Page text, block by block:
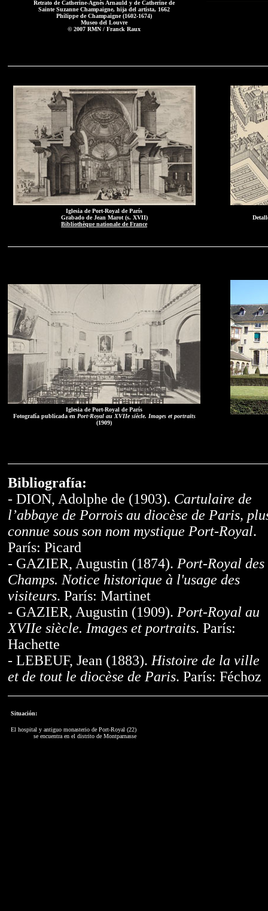
Retrato de Catherine-Agnès Arnauld y de Catherine de
Sainte Suzanne Champaigne, hija del artista, 1662
Philippe de Champaigne (1602-1674)
Museo del Louvre
© 2007 RMN / Franck Raux
Iglesia de Port-Royal de París
Grabado de Jean Marot (s. XVII)
Bibliothèque nationale de France
Iglesia de Port-Royal de París
Fotografía publicada en Port-Royal au XVIIe siècle. Images et portraits
(1909)
Bibliografía:
- DION, Adolphe de (1903). Cartulaire de
l’abbaye de Porrois au diocèse de Paris,
connue sous son nom mystique Port-Royal.
París: Picard
- GAZIER, Augustin (1874). Port-Royal des
Champs. Notice historique à l'usage des
visiteurs. París: Martinet
- GAZIER, Augustin (1909). Port-Royal au
XVIIe siècle. Images et portraits. París:
Hachette
- LEBEUF, Jean (1883). Histoire de la ville
et de tout le diocèse de Paris. París: Féchoz
Situación:
El hospital y antiguo monasterio de Port-Royal (22)
se encuentra en el distrito de Montparnasse